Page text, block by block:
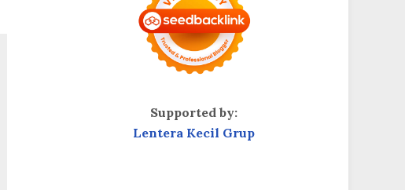
Supported by:
Lentera Kecil Grup